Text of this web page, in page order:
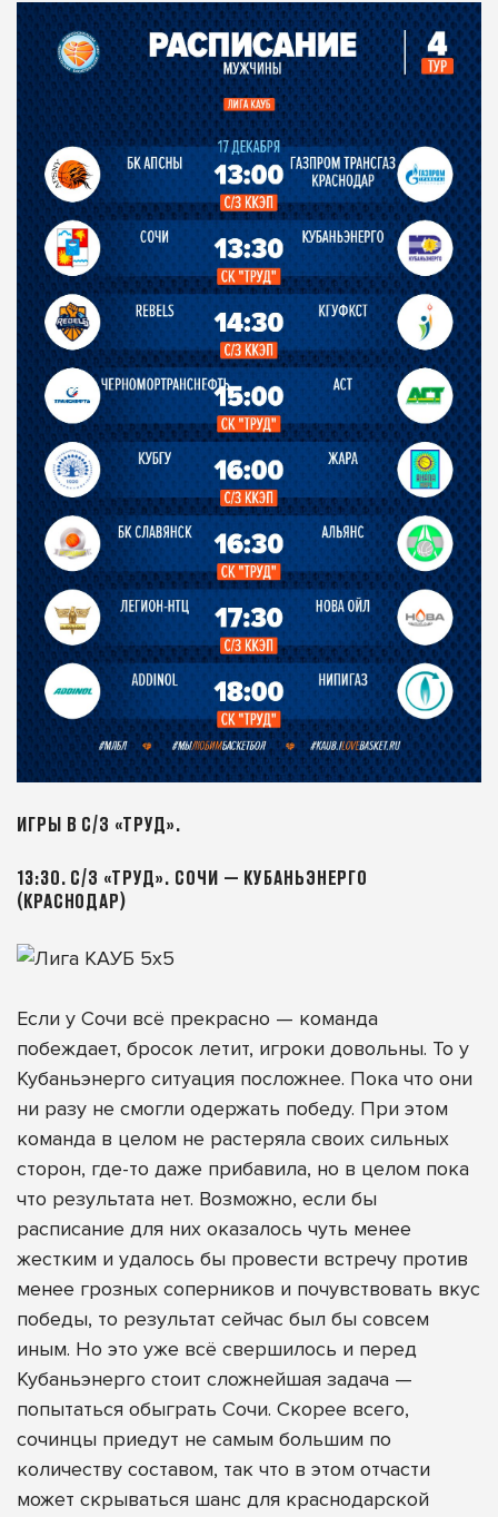
ИГРЫ В С/З «ТРУД».
13:30. С/З «ТРУД». СОЧИ — КУБАНЬЭНЕРГО
(КРАСНОДАР)
Если у Сочи всё прекрасно — команда
побеждает, бросок летит, игроки довольны. То у
Кубаньэнерго ситуация посложнее. Пока что они
ни разу не смогли одержать победу. При этом
команда в целом не растеряла своих сильных
сторон, где-то даже прибавила, но в целом пока
что результата нет. Возможно, если бы
расписание для них оказалось чуть менее
жестким и удалось бы провести встречу против
менее грозных соперников и почувствовать вкус
победы, то результат сейчас был бы совсем
иным. Но это уже всё свершилось и перед
Кубаньэнерго стоит сложнейшая задача —
попытаться обыграть Сочи. Скорее всего,
сочинцы приедут не самым большим по
количеству составом, так что в этом отчасти
может скрываться шанс для краснодарской